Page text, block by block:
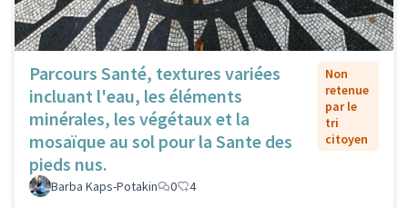
Parcours Santé, textures variées
incluant l'eau, les éléments
minérales, les végétaux et la
mosaïque au sol pour la Sante des
pieds nus.
Non
retenue
par le
tri
citoyen
Barba Kaps-Potakin 0 4